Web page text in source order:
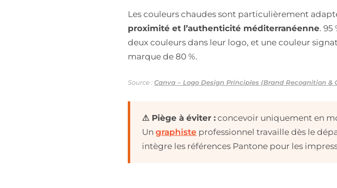
Les couleurs chaudes sont particulièrement
proximité et l’authenticité méditerranéenne. 95
deux couleurs dans leur logo, et une couleur
marque de 80 %.
Source :Canva – Logo Design Principles (Brand Recognition &
⚠ Piège à éviter : concevoir uniquement en
Un graphiste professionnel travaille dès le
intègre les références Pantone pour les